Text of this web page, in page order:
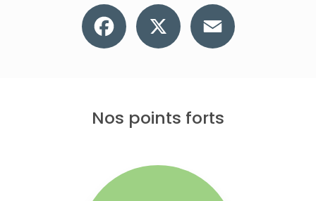
Facebook
Nos points forts